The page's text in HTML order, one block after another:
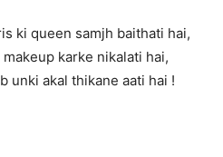
ki queen samjh baithati hai,
karke nikalati hai,
unki akal thikane aati hai !